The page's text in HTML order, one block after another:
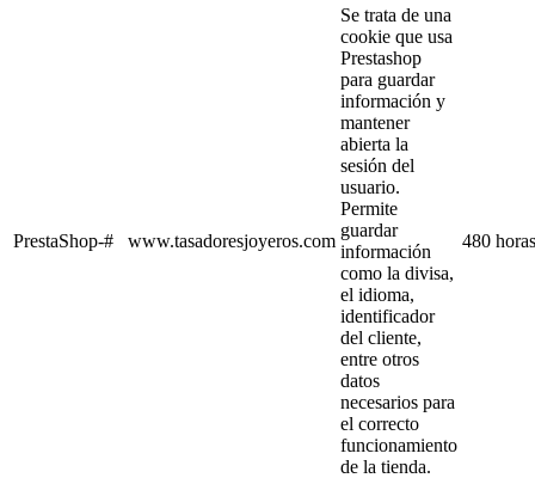
PrestaShop-# www.tasadoresjoyeros.com
Se trata de una
cookie que usa
Prestashop
para guardar
información y
mantener
abierta la
sesión del
usuario.
Permite
guardar
información
como la divisa,
el idioma,
identificador
del cliente,
entre otros
datos
necesarios para
el correcto
funcionamiento
de la tienda.
480 horas